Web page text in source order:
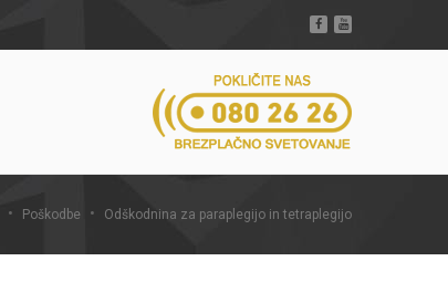
Poškodbe Odškodnina za paraplegijo in tetraplegijo